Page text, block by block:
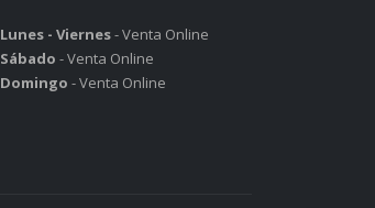
Lunes - Viernes- Venta Online
Sábado - Venta Online
Domingo - Venta Online